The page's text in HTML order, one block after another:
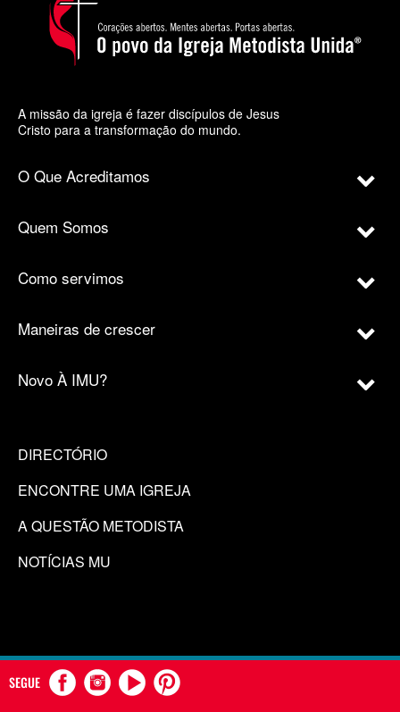
A missão da igreja é fazer discípulos de Jesus
Cristo para a transformação do mundo.
O Que Acreditamos
Quem Somos
Como servimos
Maneiras de crescer
Novo À IMU?
DIRECTÓRIO
ENCONTRE UMA IGREJA
A QUESTÃO METODISTA
NOTÍCIAS MU
SEGUE